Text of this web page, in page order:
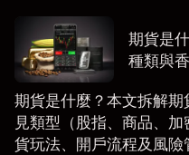
期貨是
種類與
期貨是什麼？本文拆解
見類型（股指、商品、
貨玩法、開戶流程及風險